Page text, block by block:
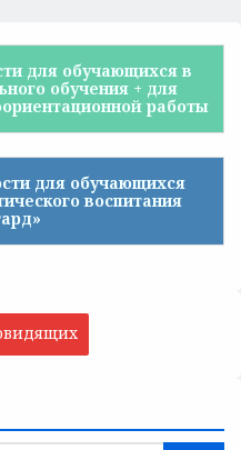
для обучающихся в
обучения + для
работы
для обучающихся
воспитания